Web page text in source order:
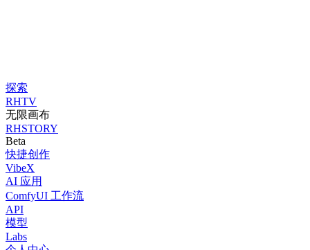
探索
RHTV
无限画布
RHSTORY
Beta
快捷创作
VibeX
AI 应用
ComfyUI 工作流
API
模型
Labs